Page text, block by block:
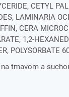
CETYL
LAMINARIA
CERA
1,2-
POLYSORBATE
tmavom a